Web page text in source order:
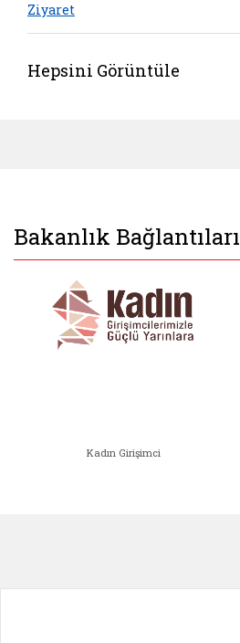
Ziyaret
Hepsini Görüntüle
Bakanlık Bağlantıları
Kadın Girişimci